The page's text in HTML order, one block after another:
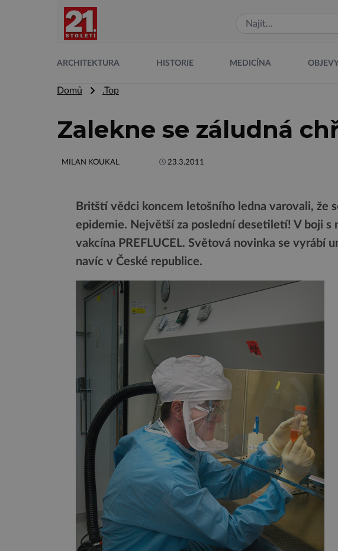
ARCHITEKTURA HISTORIE MEDICÍNA
Domů .Top
Zalekne se záludná
MILAN KOUKAL 23.3.2011
Britští vědci koncem letošního ledna varovali, že
epidemie. Největší za poslední desetiletí! V boji s
vakcína PREFLUCEL. Světová novinka se vyrábí
navíc v České republice.